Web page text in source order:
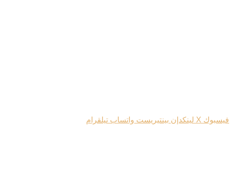
فيسبوك ‫X لينكدإن بينتيريست واتساب تيلقرام